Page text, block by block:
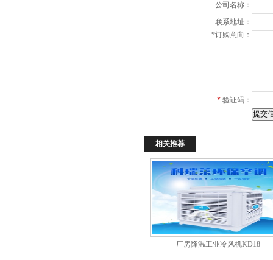
公司名称：
联系地址：
*订购意向：
* 验证码：
相关推荐
厂房降温工业冷风机KD18